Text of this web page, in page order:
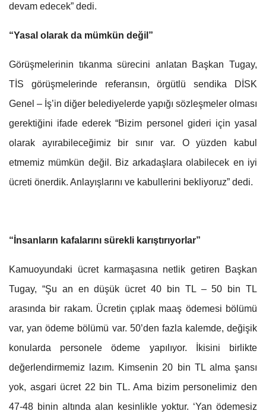
devam edecek” dedi.
“Yasal olarak da mümkün değil”
Görüşmelerinin tıkanma sürecini anlatan Başkan Tugay,
TİS görüşmelerinde referansın, örgütlü sendika DİSK
Genel – İş’in diğer belediyelerde yapığı sözleşmeler olması
gerektiğini ifade ederek “Bizim personel gideri için yasal
olarak ayırabileceğimiz bir sınır var. O yüzden kabul
etmemiz mümkün değil. Biz arkadaşlara olabilecek en iyi
ücreti önerdik. Anlayışlarını ve kabullerini bekliyoruz” dedi.
“İnsanların kafalarını sürekli karıştırıyorlar”
Kamuoyundaki ücret karmaşasına netlik getiren Başkan
Tugay, “Şu an en düşük ücret 40 bin TL – 50 bin TL
arasında bir rakam. Ücretin çıplak maaş ödemesi bölümü
var, yan ödeme bölümü var. 50’den fazla kalemde, değişik
konularda personele ödeme yapılıyor. İkisini birlikte
değerlendirmemiz lazım. Kimsenin 20 bin TL alma şansı
yok, asgari ücret 22 bin TL. Ama bizim personelimiz den
47-48 binin altında alan kesinlikle yoktur. ‘Yan ödemesiz